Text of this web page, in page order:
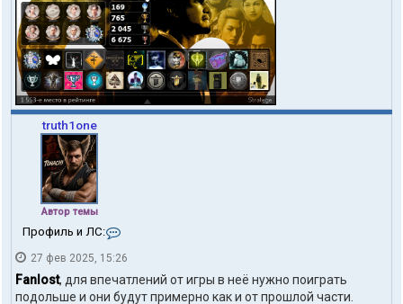
truth1one
Автор темы
Профиль и ЛС:
н
т
а
27 фев 2025, 15:26
Fanlost, для впечатлений от игры в неё нужно поиграть
подольше и они будут примерно как и от прошлой части.